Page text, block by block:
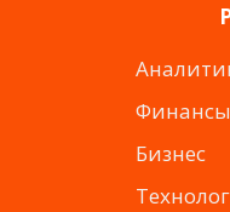
Финансы
Бизнес